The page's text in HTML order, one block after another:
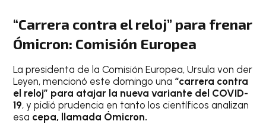
“Carrera contra el reloj” para frenar
Ómicron: Comisión Europea
La presidenta de la Comisión Europea, Ursula von der
Leyen, mencionó este domingo una “carrera contra
el reloj” para atajar la nueva variante del COVID-
19, y pidió prudencia en tanto los científicos analizan
esa cepa, llamada Ómicron.